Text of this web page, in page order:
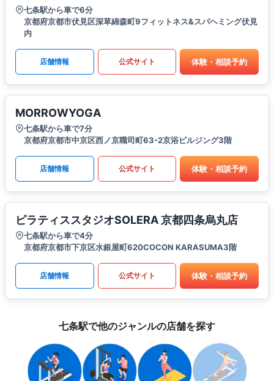
七条駅から車で6分
京都府京都市伏見区深草綿森町9フィットネス&スパヘミング伏見
内
店舗情報 公式サイト 体験・相談予約
MORROWYOGA
七条駅から車で7分
京都府京都市中京区西ノ京職司町63-2京浴ビルジング3階
店舗情報 公式サイト 体験・相談予約
ピラティススタジオSOLERA 京都四条烏丸店
七条駅から車で4分
京都府京都市下京区水銀屋町620COCON KARASUMA3階
店舗情報 公式サイト 体験・相談予約
七条駅で他のジャンルの店舗を探す